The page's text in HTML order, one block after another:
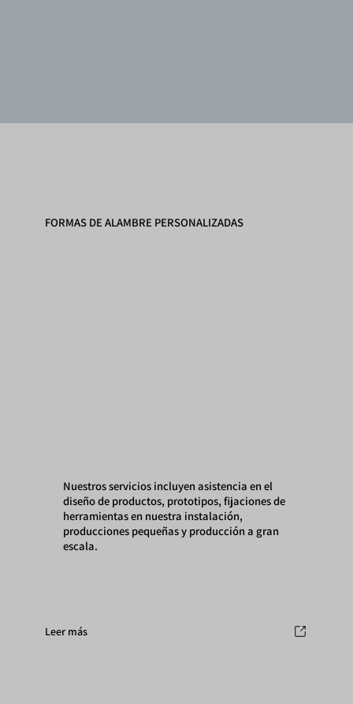
FORMAS DE ALAMBRE PERSONALIZADAS
Nuestros servicios incluyen asistencia en el
diseño de productos, prototipos, fijaciones de
herramientas en nuestra instalación,
producciones pequeñas y producción a gran
escala.
Leer más